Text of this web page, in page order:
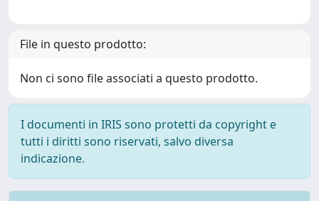
File in questo prodotto:
Non ci sono file associati a questo prodotto.
I documenti in IRIS sono protetti da copyright e
tutti i diritti sono riservati, salvo diversa
indicazione.